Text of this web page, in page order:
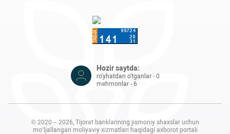
Hozir saytda:
ro'yhatdan o'tganlar - 0
mehmonlar - 6
© 2020 – 2026, Tijorat banklarining jismoniy shaxslar uchun
mo‘ljallangan moliyaviy xizmatlari haqidagi axborot portali